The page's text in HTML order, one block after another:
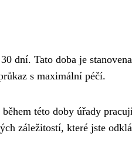
dní. Tato doba je
s maximální péčí.
této doby úřady
záležitostí, které jste